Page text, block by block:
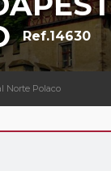
Ref.14630
Norte Polaco